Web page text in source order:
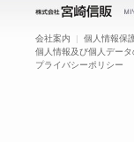
会社案内 | 個人情報保
個人情報及び個人デー
プライバシーポリシー